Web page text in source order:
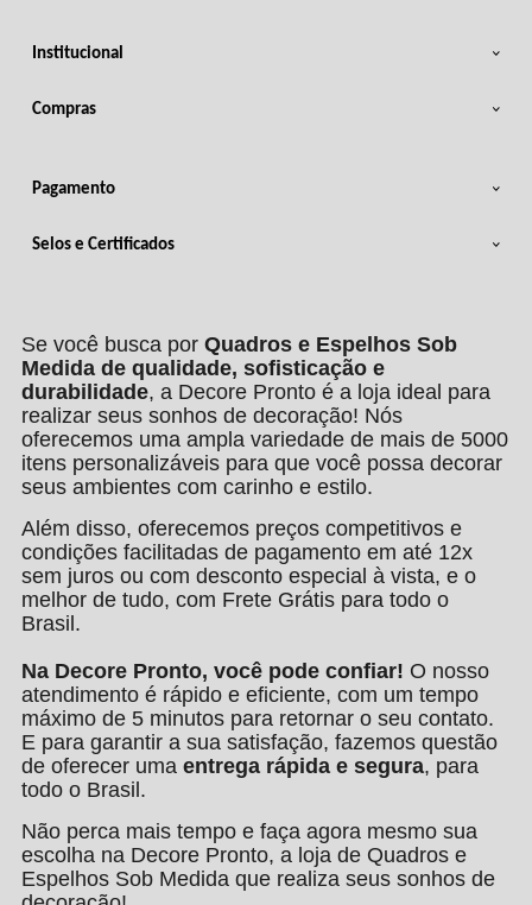
Institucional
Compras
Pagamento
Selos e Certificados
Se você busca por Quadros e Espelhos Sob
Medida de qualidade, sofisticação e
durabilidade, a Decore Pronto é a loja ideal para
realizar seus sonhos de decoração! Nós
oferecemos uma ampla variedade de mais de 5000
itens personalizáveis para que você possa decorar
seus ambientes com carinho e estilo.
Além disso, oferecemos preços competitivos e
condições facilitadas de pagamento em até 12x
sem juros ou com desconto especial à vista, e o
melhor de tudo, com Frete Grátis para todo o
Brasil.
Na Decore Pronto, você pode confiar! O nosso
atendimento é rápido e eficiente, com um tempo
máximo de 5 minutos para retornar o seu contato.
E para garantir a sua satisfação, fazemos questão
de oferecer uma entrega rápida e segura, para
todo o Brasil.
Não perca mais tempo e faça agora mesmo sua
escolha na Decore Pronto, a loja de Quadros e
Espelhos Sob Medida que realiza seus sonhos de